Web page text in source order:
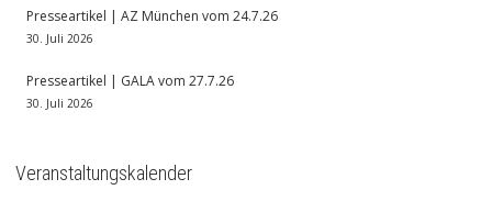
Presseartikel | AZ München vom 24.7.26
30. Juli 2026
Presseartikel | GALA vom 27.7.26
30. Juli 2026
Veranstaltungskalender